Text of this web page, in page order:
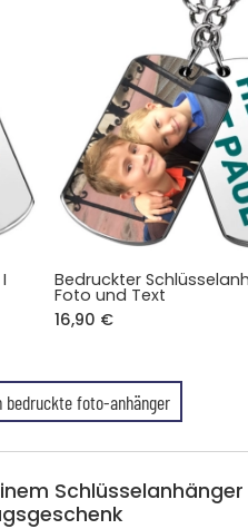
Bedruckter
Foto und Text
16,90 €
bedruckte foto-anhänger
Schlüsselanhänger